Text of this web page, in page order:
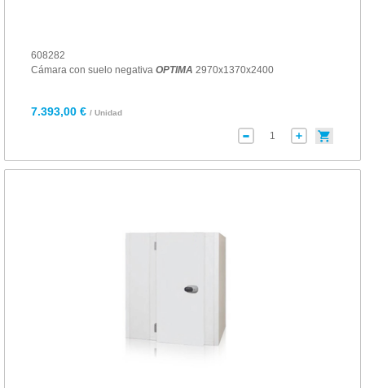
608282
Cámara con suelo negativa OPTIMA 2970x1370x2400
7.393,00 € / Unidad